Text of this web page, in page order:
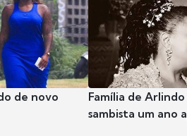
de novo
Família de
sambista um ano